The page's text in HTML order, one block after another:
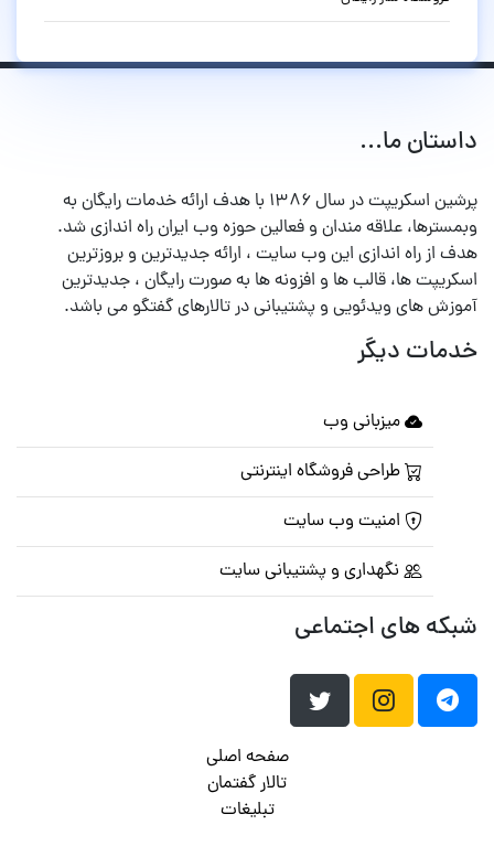
داستان ما...
پرشین اسکریپت در سال ۱۳۸۶ با هدف ارائه خدمات رایگان به
وبمسترها، علاقه مندان و فعالین حوزه وب ایران راه اندازی شد.
هدف از راه اندازی این وب سایت ، ارائه جدیدترین و بروزترین
اسکریپت ها، قالب ها و افزونه ها به صورت رایگان ، جدیدترین
آموزش های ویدئویی و پشتیبانی در تالارهای گفتگو می باشد.
خدمات دیگر
میزبانی وب
طراحی فروشگاه اینترنتی
امنیت وب سایت
نگهداری و پشتیبانی سایت
شبکه های اجتماعی
صفحه اصلی
تالار گفتمان
تبلیغات